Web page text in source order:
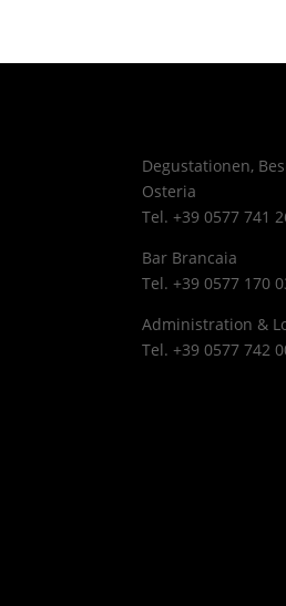
Degustationen,
Osteria
Tel. +39 0577 741
Bar Brancaia
Tel. +39 0577 170
Administration &
Tel. +39 0577 742